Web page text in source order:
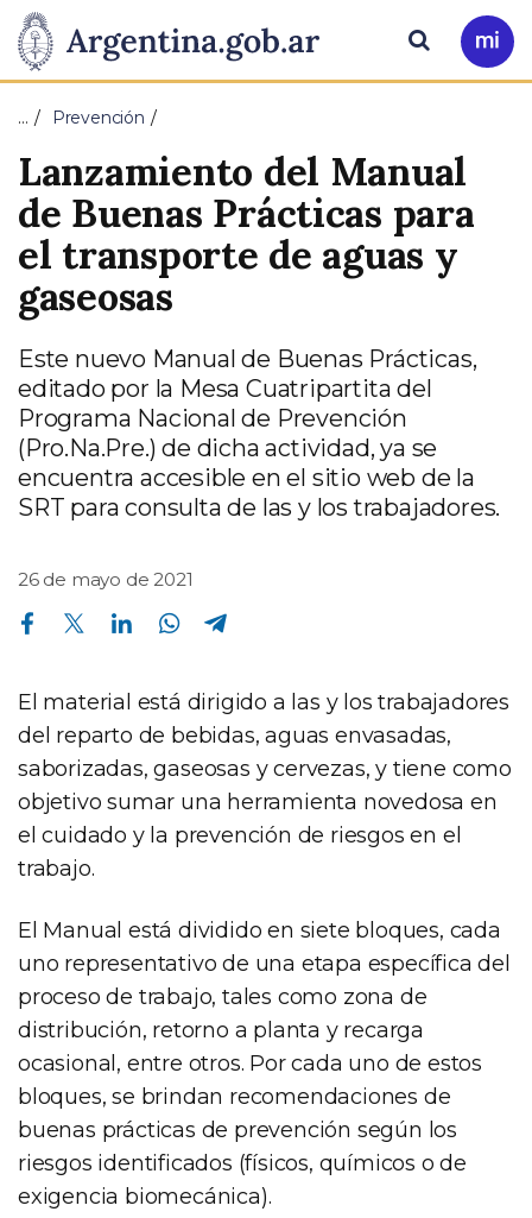
Presidencia
de
la
Nación
Pasar al contenido principal
Ir
a
Buscar
… Prevención
Lanzamiento del Manual
de Buenas Prácticas para
el transporte de aguas y
gaseosas
Este nuevo Manual de Buenas Prácticas,
editado por la Mesa Cuatripartita del
Programa Nacional de Prevención
(Pro.Na.Pre.) de dicha actividad, ya se
encuentra accesible en el sitio web de la
SRT para consulta de las y los trabajadores.
26 de mayo de 2021
Compartir en Facebook Compartir en Twitter Compartir en Linkedin Compartir en Whatsapp
El material está dirigido a las y los trabajadores
del reparto de bebidas, aguas envasadas,
saborizadas, gaseosas y cervezas, y tiene como
objetivo sumar una herramienta novedosa en
el cuidado y la prevención de riesgos en el
trabajo.
El Manual está dividido en siete bloques, cada
uno representativo de una etapa específica del
proceso de trabajo, tales como zona de
distribución, retorno a planta y recarga
ocasional, entre otros. Por cada uno de estos
bloques, se brindan recomendaciones de
buenas prácticas de prevención según los
riesgos identificados (físicos, químicos o de
exigencia biomecánica).